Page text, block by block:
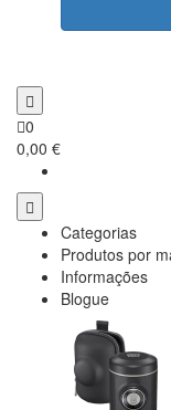
0
0,00 €
Categorias
Produtos por
Informações
Blogue